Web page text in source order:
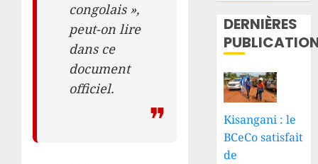
congolais »,
peut-on lire
dans ce
document
officiel.
DERNIÈRES
Kisangani : le
BCeCo satisfait
de